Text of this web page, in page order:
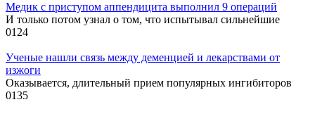
Медик с приступом аппендицита выполнил 9 операций
И только потом узнал о том, что испытывал сильнейшие
0124
Ученые нашли связь между деменцией и лекарствами от
изжоги
Оказывается, длительный прием популярных ингибиторов
0135